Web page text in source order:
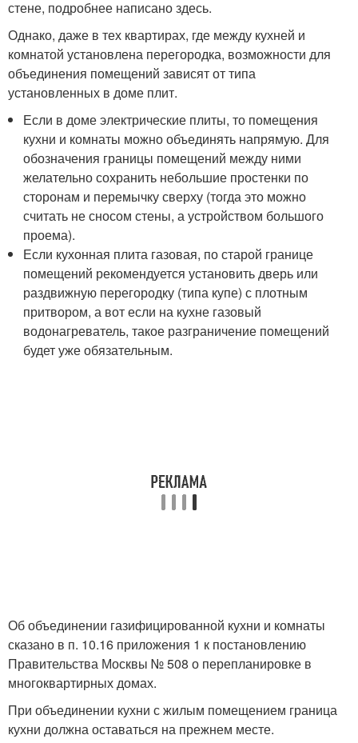
стене, подробнее написано здесь.
Однако, даже в тех квартирах, где между кухней и
комнатой установлена перегородка, возможности для
объединения помещений зависят от типа
установленных в доме плит.
Если в доме электрические плиты, то помещения
кухни и комнаты можно объединять напрямую. Для
обозначения границы помещений между ними
желательно сохранить небольшие простенки по
сторонам и перемычку сверху (тогда это можно
считать не сносом стены, а устройством большого
проема).
Если кухонная плита газовая, по старой границе
помещений рекомендуется установить дверь или
раздвижную перегородку (типа купе) с плотным
притвором, а вот если на кухне газовый
водонагреватель, такое разграничение помещений
будет уже обязательным.
Об объединении газифицированной кухни и комнаты
сказано в п. 10.16 приложения 1 к постановлению
Правительства Москвы № 508 о перепланировке в
многоквартирных домах.
При объединении кухни с жилым помещением граница
кухни должна оставаться на прежнем месте.